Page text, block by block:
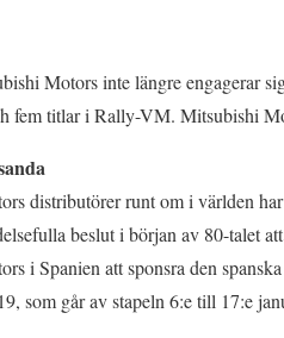
Motors inte längre engagerar
fem titlar i Rally-VM. Mitsubishi
distributörer runt om i världen
beslut i början av 80-talet
i Spanien att sponsra den
som går av stapeln 6:e till 17:e